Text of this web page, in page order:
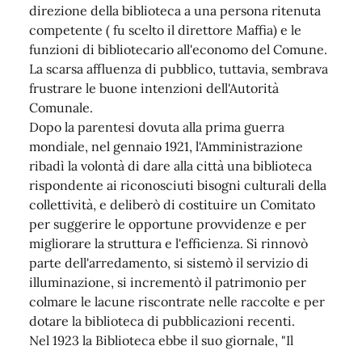
direzione della biblioteca a una persona ritenuta
competente ( fu scelto il direttore Maffia) e le
funzioni di bibliotecario all'economo del Comune.
La scarsa affluenza di pubblico, tuttavia, sembrava
frustrare le buone intenzioni dell'Autorità
Comunale.
Dopo la parentesi dovuta alla prima guerra
mondiale, nel gennaio 1921, l'Amministrazione
ribadì la volontà di dare alla città una biblioteca
rispondente ai riconosciuti bisogni culturali della
collettività, e deliberò di costituire un Comitato
per suggerire le opportune provvidenze e per
migliorare la struttura e l'efficienza. Si rinnovò
parte dell'arredamento, si sistemò il servizio di
illuminazione, si incrementò il patrimonio per
colmare le lacune riscontrate nelle raccolte e per
dotare la biblioteca di pubblicazioni recenti.
Nel 1923 la Biblioteca ebbe il suo giornale, "Il